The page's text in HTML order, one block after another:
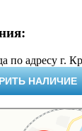
по адресу г.
НАЛИЧИЕ